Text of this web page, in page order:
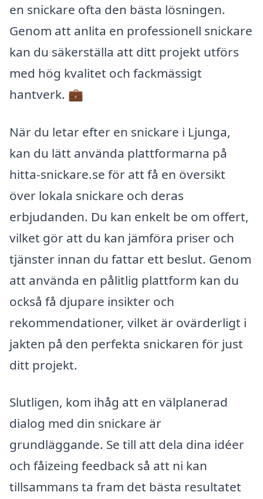
en snickare ofta den bästa lösningen.
Genom att anlita en professionell snickare
kan du säkerställa att ditt projekt utförs
med hög kvalitet och fackmässigt
hantverk. 💼
När du letar efter en snickare i Ljunga,
kan du lätt använda plattformarna på
hitta-snickare.se för att få en översikt
över lokala snickare och deras
erbjudanden. Du kan enkelt be om offert,
vilket gör att du kan jämföra priser och
tjänster innan du fattar ett beslut. Genom
att använda en pålitlig plattform kan du
också få djupare insikter och
rekommendationer, vilket är ovärderligt i
jakten på den perfekta snickaren för just
ditt projekt.
Slutligen, kom ihåg att en välplanerad
dialog med din snickare är
grundläggande. Se till att dela dina idéer
och fåizeing feedback så att ni kan
tillsammans ta fram det bästa resultatet